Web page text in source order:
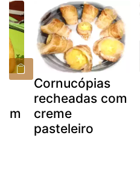
Cornucópias
recheadas com
creme
pasteleiro